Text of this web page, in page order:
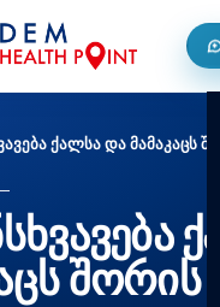
ქალსა და მამაკაცს
შორის